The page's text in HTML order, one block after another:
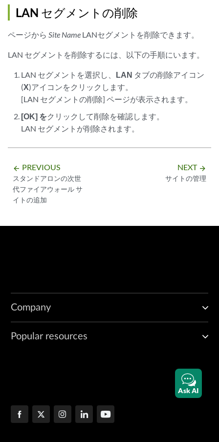
LAN セグメントの削除
ページから Site Name LANセグメントを削除できます。
LAN セグメントを削除するには、以下の手順にいます。
LAN セグメントを選択し、 LAN タブの削除アイコン
(X)アイコンをクリックします。
[LAN セグメントの削除] ページが表示されます。
[OK] をクリックして削除を確認します。
LAN セグメントが削除されます。
arrow_backward PREVIOUS
スタンドアロンの次世
代ファイアウォール サ
イトの追加
NEXT arrow_forward
サイトの管理
Company
Popular resources
Ask AI